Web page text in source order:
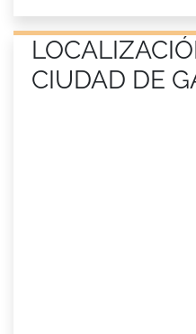
CIUDAD DE